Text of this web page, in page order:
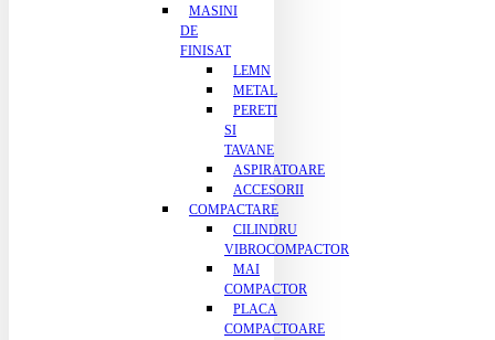
MASINI
DE
FINISAT
LEMN
METAL
PERETI
SI
TAVANE
ASPIRATOARE
ACCESORII
COMPACTARE
CILINDRU
VIBROCOMPACTOR
MAI
COMPACTOR
PLACA
COMPACTOARE